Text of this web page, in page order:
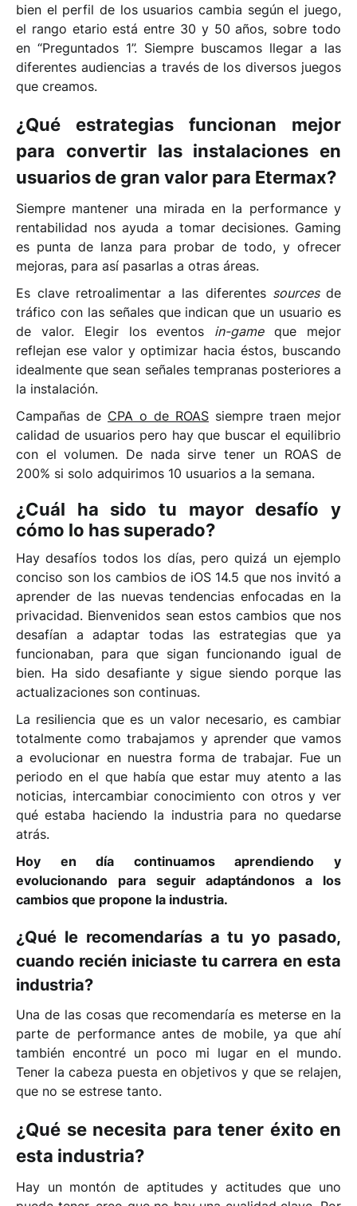
bien el perfil de los usuarios cambia según el juego,
el rango etario está entre 30 y 50 años, sobre todo
en “Preguntados 1”. Siempre buscamos llegar a las
diferentes audiencias a través de los diversos juegos
que creamos.
¿Qué estrategias funcionan mejor
para convertir las instalaciones en
usuarios de gran valor para Etermax?
Siempre mantener una mirada en la performance y
rentabilidad nos ayuda a tomar decisiones. Gaming
es punta de lanza para probar de todo, y ofrecer
mejoras, para así pasarlas a otras áreas.
Es clave retroalimentar a las diferentes sourcesde
tráfico con las señales que indican que un usuario es
de valor. Elegir los eventos in-gameque mejor
reflejan ese valor y optimizar hacia éstos, buscando
idealmente que sean señales tempranas posteriores a
la instalación.
Campañas de CPA o de ROAS siempre traen mejor
calidad de usuarios pero hay que buscar el equilibrio
con el volumen. De nada sirve tener un ROAS de
200% si solo adquirimos 10 usuarios a la semana.
¿Cuál ha sido tu mayor desafío y
cómo lo has superado?
Hay desafíos todos los días, pero quizá un ejemplo
conciso son los cambios de iOS 14.5 que nos invitó a
aprender de las nuevas tendencias enfocadas en la
privacidad. Bienvenidos sean estos cambios que nos
desafían a adaptar todas las estrategias que ya
funcionaban, para que sigan funcionando igual de
bien. Ha sido desafiante y sigue siendo porque las
actualizaciones son continuas.
La resiliencia que es un valor necesario, es cambiar
totalmente como trabajamos y aprender que vamos
a evolucionar en nuestra forma de trabajar. Fue un
periodo en el que había que estar muy atento a las
noticias, intercambiar conocimiento con otros y ver
qué estaba haciendo la industria para no quedarse
atrás.
Hoy en día continuamos aprendiendo y
evolucionando para seguir adaptándonos a los
cambios que propone la industria.
¿Qué le recomendarías a tu yo pasado,
cuando recién iniciaste tu carrera en esta
industria?
Una de las cosas que recomendaría es meterse en la
parte de performance antes de mobile, ya que ahí
también encontré un poco mi lugar en el mundo.
Tener la cabeza puesta en objetivos y que se relajen,
que no se estrese tanto.
¿Qué se necesita para tener éxito en
esta industria?
Hay un montón de aptitudes y actitudes que uno